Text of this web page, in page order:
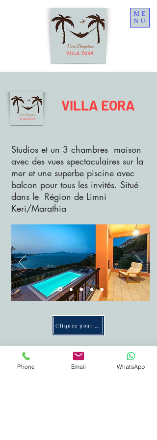
ME
NU
VILLA EORA
Studios et un 3 chambres maison
avec des vues spectaculaires sur la
mer et une superbe piscine avec
balcon pour tous les invités. Situé
dans le Région de Limni
Keri/Marathia
Cliquez pour en voir plus
Phone Email WhatsApp